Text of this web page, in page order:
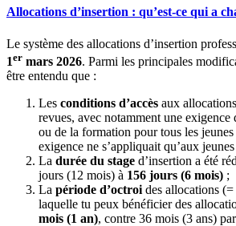
Allocations d’insertion : qu’est-ce qui a
Le système des allocations d’insertion
1er mars 2026. Parmi les principales
être entendu que :
Les conditions d’accès aux
revues, avec notamment une exigence
ou de la formation pour tous les
exigence ne s’appliquait qu’aux
La durée du stage d’insertion a été
jours (12 mois) à 156 jours (6 mois) ;
La période d’octroi des allocations
laquelle tu peux bénéficier des
mois (1 an), contre 36 mois (3 ans)